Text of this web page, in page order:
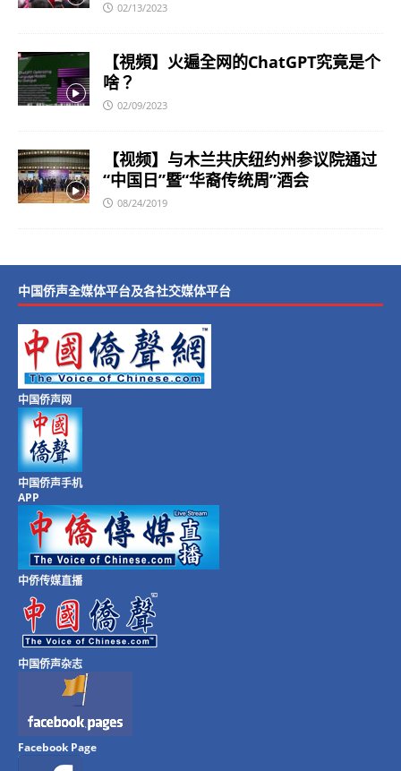
02/13/2023
【視頻】火遍全网的ChatGPT究竟是个
啥？
02/09/2023
【视频】与木兰共庆纽约州参议院通过
“中国日”暨“华裔传统周”酒会
08/24/2019
中国侨声全媒体平台及各社交媒体平台
中国侨声网
中国侨声手机
APP
中侨传媒直播
中国侨声杂志
Facebook Page